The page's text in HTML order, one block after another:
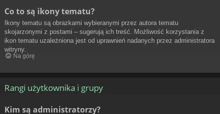
Co to są ikony tematu?
Ikony tematu są obrazkami wybieranymi przez autora tematu
skojarzonymi z postami – sugerują ich treść. Możliwość korzystania z
ikon tematu uzależniona jest od uprawnień nadanych przez administratora
witryny.
Na górę
Rangi użytkownika i grupy
Kim są administratorzy?